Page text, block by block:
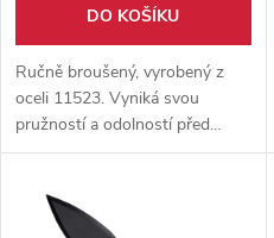
DO KOŠÍKU
Ručně broušený, vyrobený z
oceli 11523. Vyniká svou
pružností a odolností před
zlomením.